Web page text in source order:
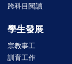
跨科目閱讀
學生發展
宗教事工
訓育工作